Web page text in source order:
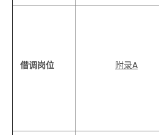
借调岗位 附录A